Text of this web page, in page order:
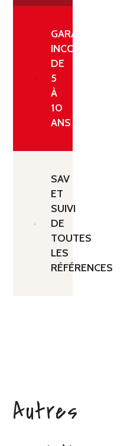
GARANTIE
INCONDITIONNELLE
DE
5
À
10
ANS
SAV
ET
SUIVI
DE
TOUTES
LES
RÉFÉRENCES
Autres